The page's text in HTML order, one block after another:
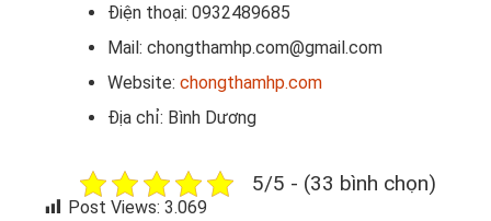
Điện thoại: 0932489685
Mail: chongthamhp.com@gmail.com
Website: chongthamhp.com
Địa chỉ: Bình Dương
5/5 - (33 bình chọn)
Post Views: 3.069